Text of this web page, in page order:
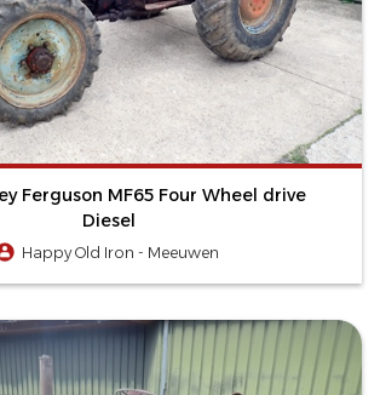
Ferguson MF65 Four Wheel drive
Diesel
Happy Old Iron - Meeuwen